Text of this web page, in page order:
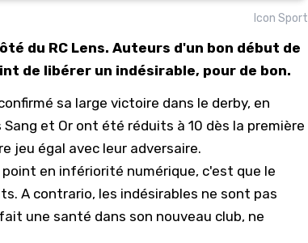
Icon Sport
du RC Lens. Auteurs d'un bon début de
de libérer un indésirable, pour de bon.
sa large victoire dans le derby, en
et Or ont été réduits à 10 dès la première
jeu égal avec leur adversaire.
en infériorité numérique, c'est que le
A contrario, les indésirables ne sont pas
une santé dans son nouveau club, ne